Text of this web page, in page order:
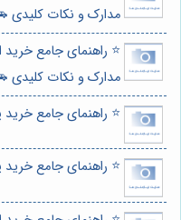
مدارک و نکات کلیدی
⭐️ راهنمای جامع خرید
مدارک و نکات کلیدی
⭐️ راهنمای جامع خرید
⭐️ راهنمای جامع خرید